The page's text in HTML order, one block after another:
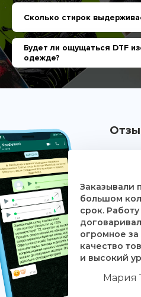
Сколько стирок
Будет ли ощущаться DTF
одежде?
Заказывали
большом
срок.
огромное за
качество
и высокий
Мария